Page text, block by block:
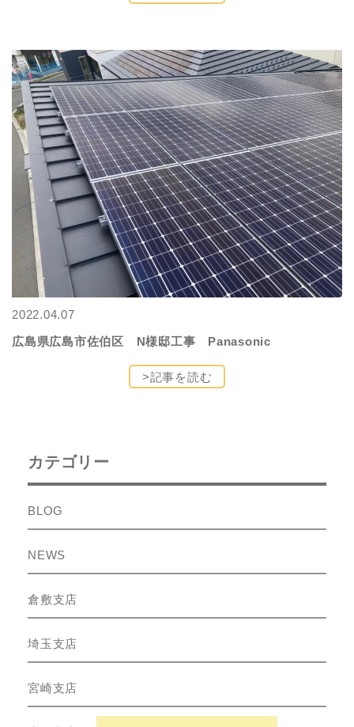
2022.04.07
広島県広島市佐伯区 N様邸工事 Panasonic
>記事を読む
カテゴリー
BLOG
NEWS
倉敷支店
埼玉支店
宮崎支店